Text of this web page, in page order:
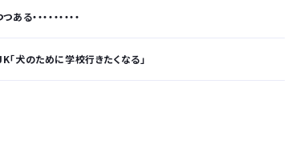
・・・・・・・・・
犬のために学校行きたくなる」